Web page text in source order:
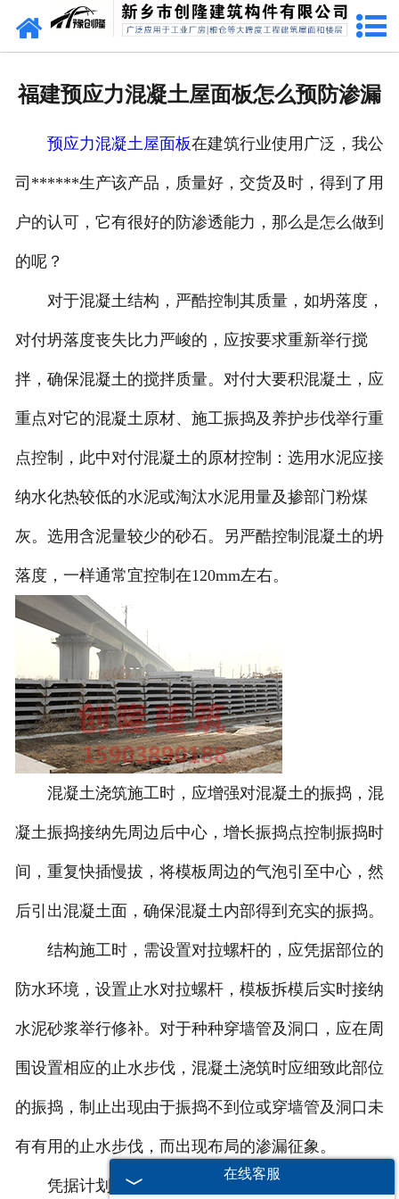
网站首页
成功案例
联系我们
福建预应力混凝土屋面板怎么预防渗漏
预应力混凝土屋面板在建筑行业使用广泛，我公
司******生产该产品，质量好，交货及时，得到了用
户的认可，它有很好的防渗透能力，那么是怎么做到
的呢？
对于混凝土结构，严酷控制其质量，如坍落度，
对付坍落度丧失比力严峻的，应按要求重新举行搅
拌，确保混凝土的搅拌质量。对付大要积混凝土，应
重点对它的混凝土原材、施工振捣及养护步伐举行重
点控制，此中对付混凝土的原材控制：选用水泥应接
纳水化热较低的水泥或淘汰水泥用量及掺部门粉煤
灰。选用含泥量较少的砂石。另严酷控制混凝土的坍
落度，一样通常宜控制在120mm左右。
混凝土浇筑施工时，应增强对混凝土的振捣，混
凝土振捣接纳先周边后中心，增长振捣点控制振捣时
间，重复快插慢拔，将模板周边的气泡引至中心，然
后引出混凝土面，确保混凝土内部得到充实的振捣。
结构施工时，需设置对拉螺杆的，应凭据部位的
防水环境，设置止水对拉螺杆，模板拆模后实时接纳
水泥砂浆举行修补。对于种种穿墙管及洞口，应在周
围设置相应的止水步伐，混凝土浇筑时应细致此部位
的振捣，制止出现由于振捣不到位或穿墙管及洞口未
有有用的止水步伐，而出现布局的渗漏征象。
凭据计划要求设置后浇带，并按要求设置止水钢
在线客服